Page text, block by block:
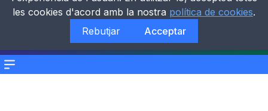
Menu
les cookies d'acord amb la nostra política de cookies.
Rebutjar
Acceptar